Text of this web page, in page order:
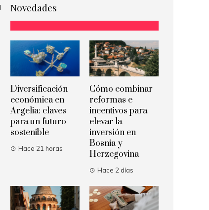
Novedades
Diversificación
económica en
Argelia: claves
para un futuro
sostenible
Hace 21 horas
Cómo combinar
reformas e
incentivos para
elevar la
inversión en
Bosnia y
Herzegovina
Hace 2 días